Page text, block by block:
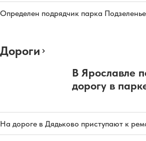
Определен подрядчик парка
Дороги
В Ярославле
дорогу в
На дороге в Дядьково приступают к